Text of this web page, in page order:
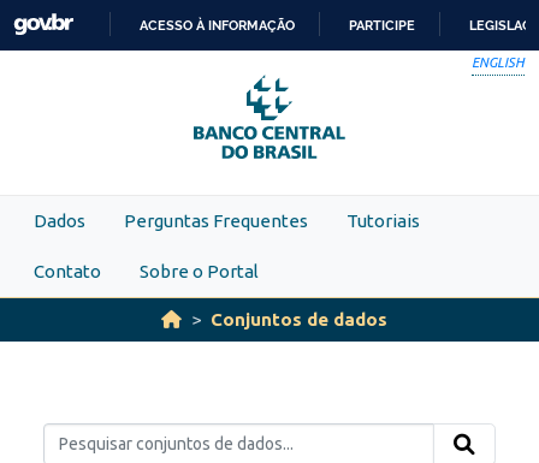
Skip to main content
PARA
O
CONTEÚDO
ACESSO À INFORMAÇÃO PARTICIPE
ENGLISH
Dados Perguntas Frequentes Tutoriais
Contato Sobre o Portal
Conjuntos de dados